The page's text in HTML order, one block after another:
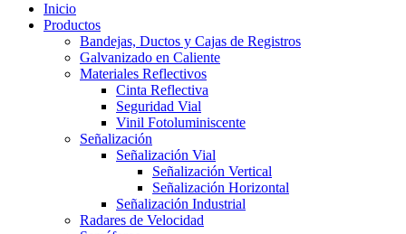
Inicio
Productos
Bandejas, Ductos y Cajas de Registros
Galvanizado en Caliente
Materiales Reflectivos
Cinta Reflectiva
Seguridad Vial
Vinil Fotoluminiscente
Señalización
Señalización Vial
Señalización Vertical
Señalización Horizontal
Señalización Industrial
Radares de Velocidad